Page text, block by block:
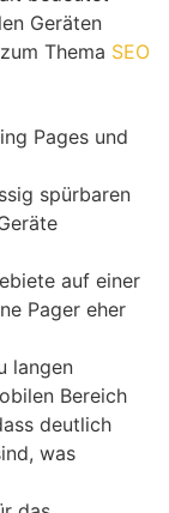
Geräten
Thema SEO
Pages und
spürbaren
auf einer
Pager eher
langen
Bereich
deutlich
was